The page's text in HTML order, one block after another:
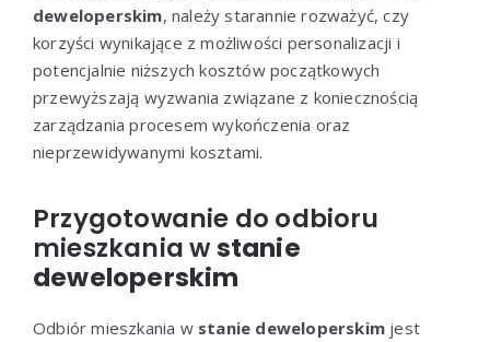
deweloperskim, należy starannie rozważyć, czy
korzyści wynikające z możliwości personalizacji i
potencjalnie niższych kosztów początkowych
przewyższają wyzwania związane z koniecznością
zarządzania procesem wykończenia oraz
nieprzewidywanymi kosztami.
Przygotowanie do odbioru
mieszkania wstanie
deweloperskim
Odbiór mieszkania w stanie deweloperskim jest